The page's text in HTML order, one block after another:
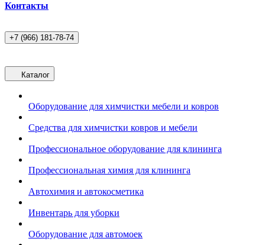
Контакты
+7 (966) 181-78-74
Каталог
Оборудование для химчистки мебели и ковров
Средства для химчистки ковров и мебели
Профессиональное оборудование для клининга
Профессиональная химия для клининга
Автохимия и автокосметика
Инвентарь для уборки
Оборудование для автомоек